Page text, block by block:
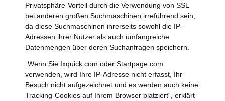
Privatsphäre-Vorteil durch die Verwendung von SSL
bei anderen großen Suchmaschinen irreführend sein,
da diese Suchmaschinen ihrerseits sowohl die IP-
Adressen ihrer Nutzer als auch umfangreiche
Datenmengen über deren Suchanfragen speichern.
„Wenn Sie Ixquick.com oder Startpage.com
verwenden, wird Ihre IP-Adresse nicht erfasst, Ihr
Besuch nicht aufgezeichnet und es werden auch keine
Tracking-Cookies auf Ihrem Browser platziert“, erklärt